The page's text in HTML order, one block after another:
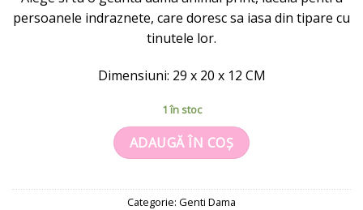
a
fost:
139 lei.
este:
99 lei.
persoanele indraznete, care doresc sa iasa din tipare cu
tinutele lor.
Dimensiuni: 29 x 20 x 12 CM
1 în stoc
ADAUGĂ ÎN COȘ
Categorie: Genti Dama